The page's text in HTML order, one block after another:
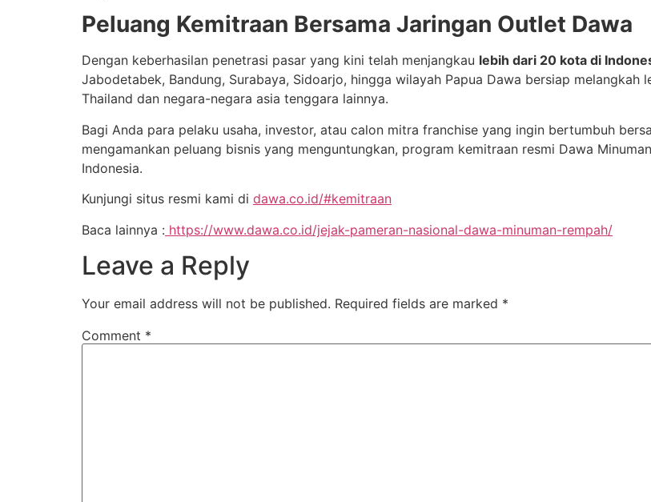
Peluang Kemitraan Bersama Jaringan Outlet Dawa
Dengan keberhasilan penetrasi pasar yang kini telah menjangkau lebih dari 20 kota di
Jabodetabek, Bandung, Surabaya, Sidoarjo, hingga wilayah Papua Dawa bersiap melangkah
Thailand dan negara-negara asia tenggara lainnya.
Bagi Anda para pelaku usaha, investor, atau calon mitra franchise yang ingin bertumbuh
mengamankan peluang bisnis yang menguntungkan, program kemitraan resmi Dawa
Indonesia.
Kunjungi situs resmi kami di dawa.co.id/#kemitraan
Baca lainnya : https://www.dawa.co.id/jejak-pameran-nasional-dawa-minuman-rempah/
Leave a Reply
Your email address will not be published. Required fields are marked *
Comment *